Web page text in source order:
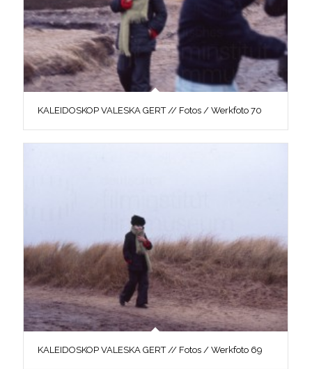
KALEIDOSKOP VALESKA GERT // Fotos / Werkfoto 70
KALEIDOSKOP VALESKA GERT // Fotos / Werkfoto 69